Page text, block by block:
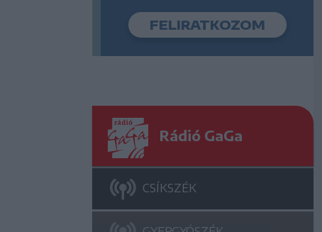
Rádió GaGa
CSÍKSZÉK